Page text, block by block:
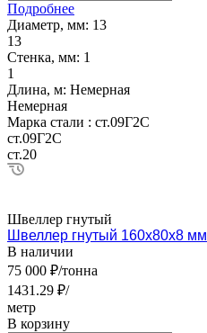
Подробнее
Диаметр, мм: 13
13
Стенка, мм: 1
1
Длина, м: Немерная
Немерная
Марка стали : ст.09Г2С
ст.09Г2С
ст.20
Швеллер гнутый
Швеллер гнутый 160х80х8 мм
В наличии
75 000 ₽/тонна
1431.29 ₽/
метр
В корзину